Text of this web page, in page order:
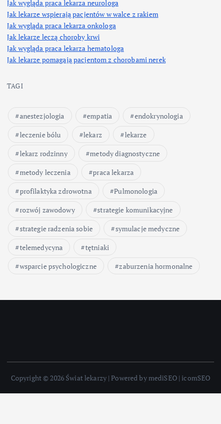
Jak wygląda praca lekarza neurologa
Jak lekarze wspierają pacjentów w walce z rakiem
Jak wygląda praca lekarza onkologa
Jak lekarze leczą choroby krwi
Jak wygląda praca lekarza hematologa
Jak lekarze pomagają pacjentom z chorobami nerek
TAGI
anestezjologia empatia
endokrynologia
leczenie bólu
lekarz
lekarze
lekarz rodzinny
metody diagnostyczne
metody leczenia
praca lekarza
profilaktyka zdrowotna
Pulmonologia
rozwój zawodowy
strategie komunikacyjne
strategie radzenia sobie
symulacje medyczne
telemedycyna
tętniaki
wsparcie psychologiczne
zaburzenia hormonalne
Copyright © 2026 Świat lekarzy | Powered by mediSEO | icomSEO